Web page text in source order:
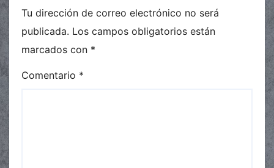
Tu dirección de correo electrónico no será
publicada. Los campos obligatorios están
marcados con *
Comentario *